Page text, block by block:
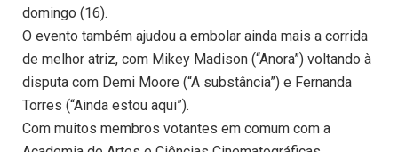
domingo (16).
O evento também ajudou a embolar ainda mais a corrida
de melhor atriz, com Mikey Madison (“Anora”) voltando à
disputa com Demi Moore (“A substância”) e Fernanda
Torres (“Ainda estou aqui”).
Com muitos membros votantes em comum com a